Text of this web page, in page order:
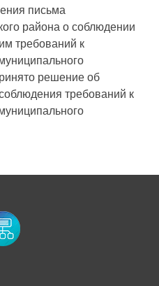
письма
района о соблюдении
требований к
решение об
требований к